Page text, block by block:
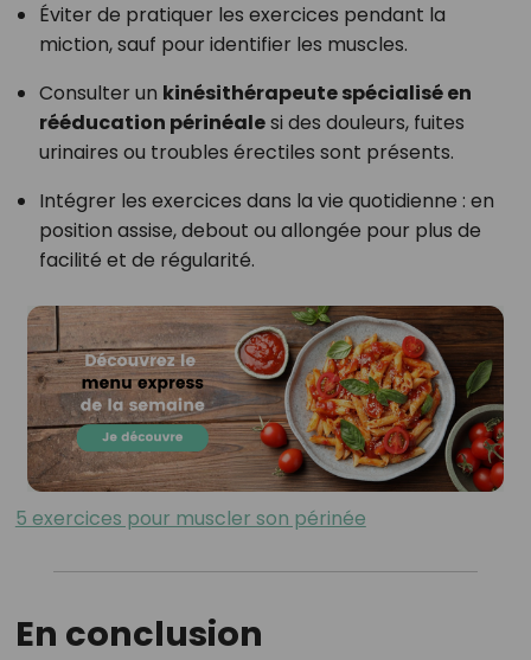
Éviter de pratiquer les exercices pendant la
miction, sauf pour identifier les muscles.
Consulter un kinésithérapeute spécialisé en
rééducation périnéalesi des douleurs, fuites
urinaires ou troubles érectiles sont présents.
Intégrer les exercices dans la vie quotidienne : en
position assise, debout ou allongée pour plus de
facilité et de régularité.
5 exercices pour muscler son périnée
En conclusion